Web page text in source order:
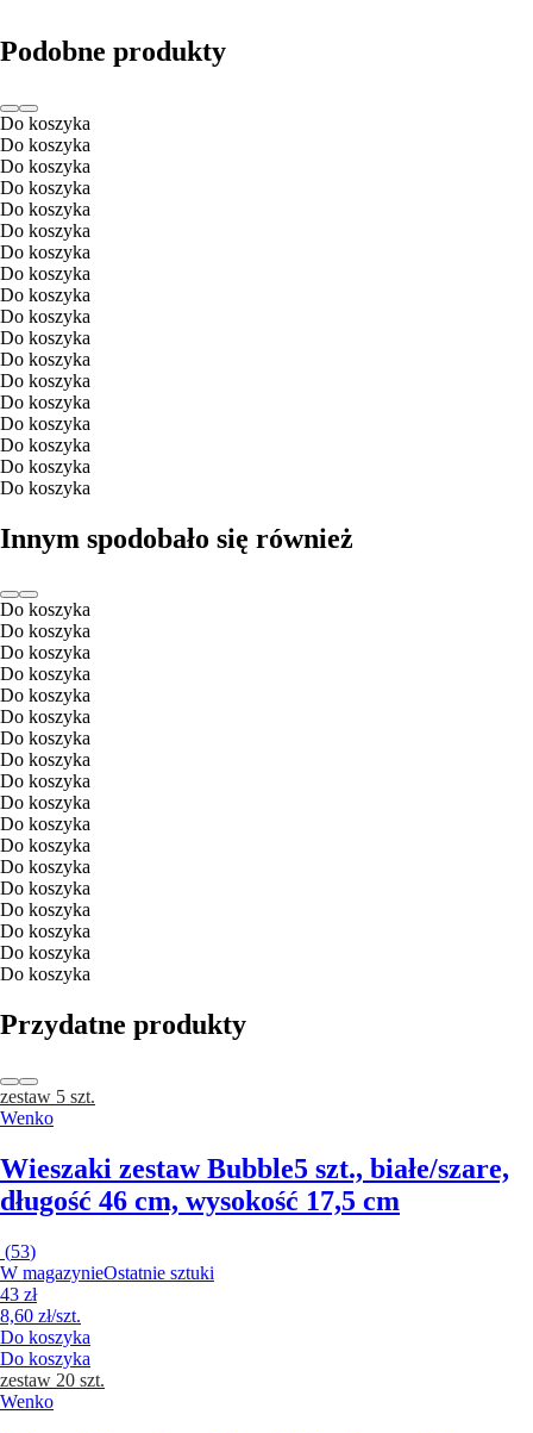
Podobne produkty
Do koszyka
Do koszyka
Do koszyka
Do koszyka
Do koszyka
Do koszyka
Do koszyka
Do koszyka
Do koszyka
Do koszyka
Do koszyka
Do koszyka
Do koszyka
Do koszyka
Do koszyka
Do koszyka
Do koszyka
Do koszyka
Innym spodobało się również
Do koszyka
Do koszyka
Do koszyka
Do koszyka
Do koszyka
Do koszyka
Do koszyka
Do koszyka
Do koszyka
Do koszyka
Do koszyka
Do koszyka
Do koszyka
Do koszyka
Do koszyka
Do koszyka
Do koszyka
Do koszyka
Przydatne produkty
zestaw 5 szt.
Wenko
Wieszaki zestaw Bubble5 szt., białe/szare,
długość 46 cm, wysokość 17,5 cm
(53)
W magazynieOstatnie sztuki
43 zł
8,60 zł/szt.
Do koszyka
Do koszyka
zestaw 20 szt.
Wenko